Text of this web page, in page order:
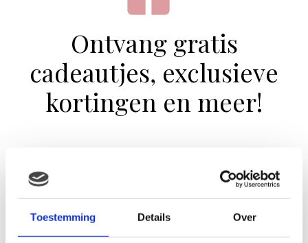
Toestemming Details Over
Ontvang gratis
cadeautjes, exclusieve
kortingen en meer!
gratis cadeautjes
, exclusieve kortingen, tips en
meer. Speciaal voor tijdens de zwangerschap, het
moederschap en je baby.
Gratis tijdschriften, gratis zwangerschapsboxen,